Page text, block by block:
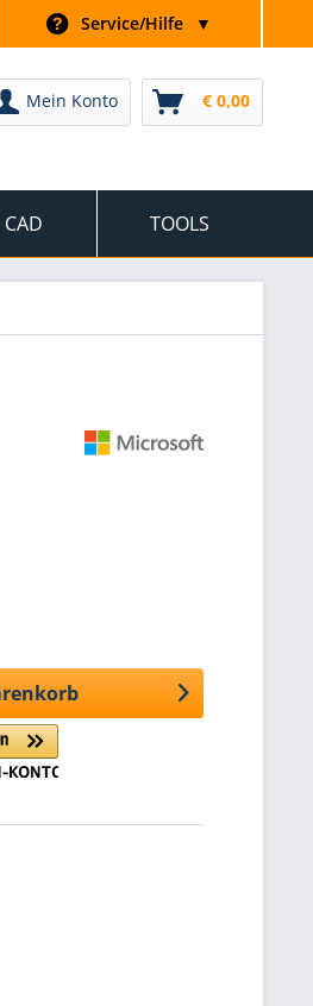
Service/Hilfe ▼
Mein Konto € 0,00
CAD TOOLS